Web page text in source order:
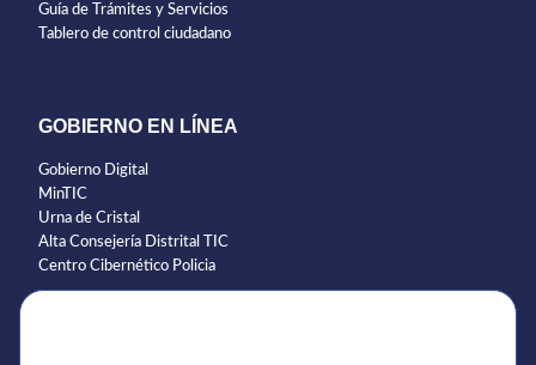
Guía de Trámites y Servicios
Tablero de control ciudadano
GOBIERNO EN LÍNEA
Gobierno Digital
MinTIC
Urna de Cristal
Alta Consejería Distrital TIC
Centro Cibernético Policia